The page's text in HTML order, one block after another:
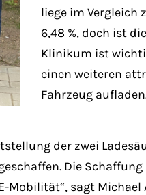
liege im Vergleich
6,48 %, doch ist
Klinikum ist
einen weiteren
Fahrzeug
der zwei
Die
sagt